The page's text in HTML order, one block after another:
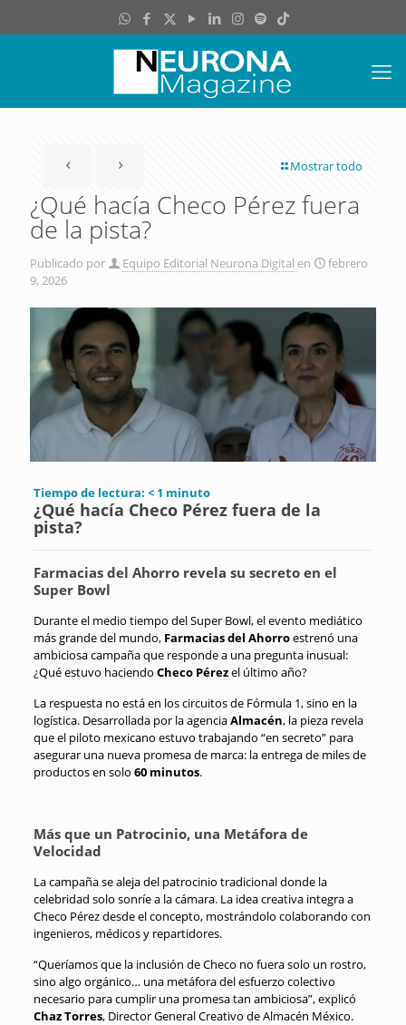
Mostrar todo
¿Qué hacía Checo Pérez fuera
de la pista?
Publicado por Equipo Editorial Neurona Digital en
febrero
9, 2026
Tiempo de lectura: < 1 minuto
¿Qué hacía Checo Pérez fuera de la
pista?
Farmacias del Ahorro revela su secreto en el
Super Bowl
Durante el medio tiempo del Super Bowl, el evento mediático
más grande del mundo, Farmacias del Ahorroestrenó una
ambiciosa campaña que responde a una pregunta inusual:
¿Qué estuvo haciendo Checo Pérezel último año?
La respuesta no está en los circuitos de Fórmula 1, sino en la
logística. Desarrollada por la agenciaAlmacén, la pieza revela
que el piloto mexicano estuvo trabajando “en secreto” para
asegurar una nueva promesa de marca: la entrega de miles de
productos en solo 60 minutos.
Más que un Patrocinio, una Metáfora de
Velocidad
La campaña se aleja del patrocinio tradicional donde la
celebridad solo sonríe a la cámara. La idea creativa integra a
Checo Pérez desde el concepto, mostrándolo colaborando con
ingenieros, médicos y repartidores.
“Queríamos que la inclusión de Checo no fuera solo un rostro,
sino algo orgánico… una metáfora del esfuerzo colectivo
necesario para cumplir una promesa tan ambiciosa”, explicó
Chaz Torres, Director General Creativo de Almacén México.